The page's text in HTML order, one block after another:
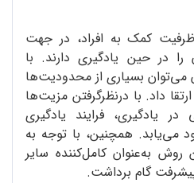
کمک به افراد، در جهت
را در حین یادگیری دارند. با
می‌توان بسیاری از محدودیت‌ها
داد. با درنظرگرفتن مزیت‌ها
یادگیری، فرایند یادگیری
می‌یابد. همچنین، با توجه به
به‌عنوان کامل‌کننده سایر
گام برداشت.